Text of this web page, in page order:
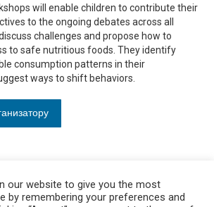
will enable children to contribute their
to the ongoing debates across all
challenges and propose how to
to safe nutritious foods. They identify
consumption patterns in their
ways to shift behaviors.
our website to give you the most
by remembering your preferences and